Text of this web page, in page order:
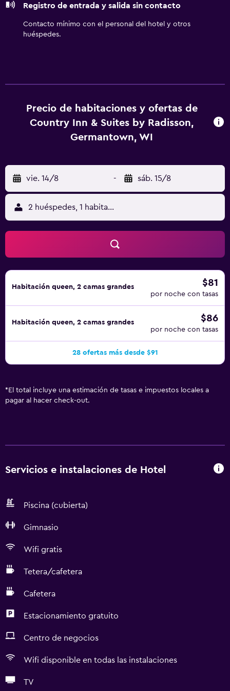
de limpieza cada semana. En el alojamiento hay piscina
cubierta y bañera de hidromasaje. Otros servicios de ocio
y esparcimiento incluyen gimnasio.
Registro de entrada y salida sin contacto
Contacto mínimo con el personal del hotel y otros
huéspedes.
Precio de habitaciones y ofertas de
Country Inn & Suites by Radisson,
Germantown, WI
vie. 14/8 - sáb. 15/8
2 huéspedes, 1 habitación
Habitación queen, 2 camas grandes $81
por noche con tasas
Habitación queen, 2 camas grandes $86
por noche con tasas
28 ofertas más desde $91
* El total incluye una estimación de tasas e impuestos locales a
pagar al hacer check-out.
Servicios e instalaciones de Hotel
Piscina (cubierta)
Gimnasio
Wifi gratis
Tetera/cafetera
Cafetera
Estacionamiento gratuito
Centro de negocios
Wifi disponible en todas las instalaciones
TV